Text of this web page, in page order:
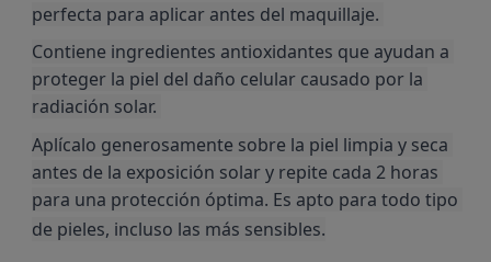
perfecta para aplicar antes del maquillaje.
Contiene ingredientes antioxidantes que ayudan a
proteger la piel del daño celular causado por la
radiación solar.
Aplícalo generosamente sobre la piel limpia y seca
antes de la exposición solar y repite cada 2 horas
para una protección óptima. Es apto para todo tipo
de pieles, incluso las más sensibles.